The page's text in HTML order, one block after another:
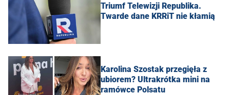
Triumf Telewizji Republika.
Twarde dane KRRiT nie kłamią
Karolina Szostak przegięła z
ubiorem? Ultrakrótka mini na
ramówce Polsatu